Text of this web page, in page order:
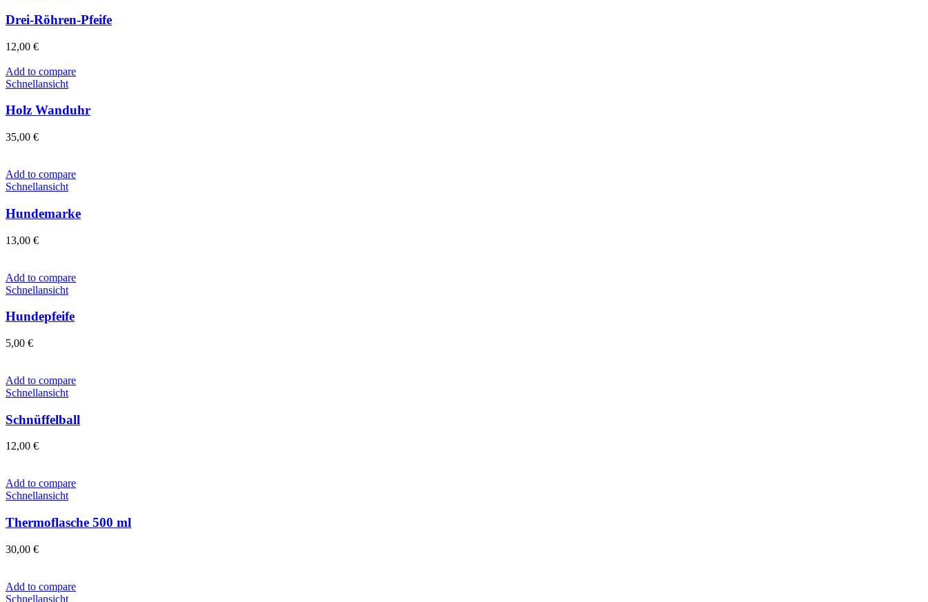
Drei-Röhren-Pfeife
12,00 €
Add to compare
Schnellansicht
Holz Wanduhr
35,00 €
Add to compare
Schnellansicht
Hundemarke
13,00 €
Add to compare
Schnellansicht
Hundepfeife
5,00 €
Add to compare
Schnellansicht
Schnüffelball
12,00 €
Add to compare
Schnellansicht
Thermoflasche 500 ml
30,00 €
Add to compare
Schnellansicht